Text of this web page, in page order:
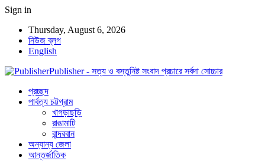
Sign in
Thursday, August 6, 2026
নিউজ ব্লগ
English
Publisher - সত্য ও বস্তুনিষ্ট সংবাদ প্রচারে সর্বদা সোচ্চার
প্রচ্ছদ
পার্বত্য চট্টগ্রাম
খাগড়াছড়ি
রাঙামাটি
বান্দরবান
অন্যান্য জেলা
আন্তর্জাতিক